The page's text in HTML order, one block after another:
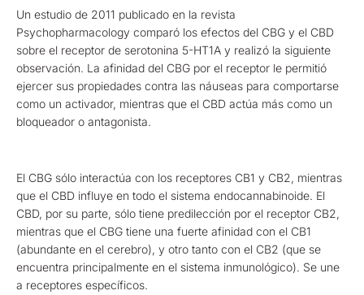
Un estudio de 2011 publicado en la revista
Psychopharmacology comparó los efectos del CBG y el CBD
sobre el receptor de serotonina 5-HT1A y realizó la siguiente
observación. La afinidad del CBG por el receptor le permitió
ejercer sus propiedades contra las náuseas para comportarse
como un activador, mientras que el CBD actúa más como un
bloqueador o antagonista.
El CBG sólo interactúa con los receptores CB1 y CB2, mientras
que el CBD influye en todo el sistema endocannabinoide. El
CBD, por su parte, sólo tiene predilección por el receptor CB2,
mientras que el CBG tiene una fuerte afinidad con el CB1
(abundante en el cerebro), y otro tanto con el CB2 (que se
encuentra principalmente en el sistema inmunológico). Se une
a receptores específicos.